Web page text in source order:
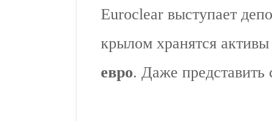
Euroclear выступает
крылом хранятся
евро. Даже